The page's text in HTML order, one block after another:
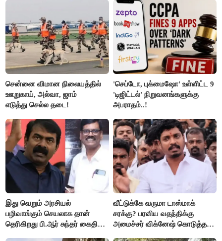
மக்கள்!
சென்னை விமான நிலையத்தில்
ஊறுகாய், அல்வா, ஜாம்
எடுத்து செல்ல தடை!
'செப்டோ, புக்மைஷோ' உள்ளிட்ட 9
'டிஜிட்டல்' நிறுவனங்களுக்கு
அபராதம்..!
இது வெறும் அரசியல்
பழிவாங்கும் செயலாக தான்
தெரிகிறது பி.ஆர் சுந்தர் கைதிற்கு
வீட்டுக்கே வருமா டாஸ்மாக்
சரக்கு? பரவிய வதந்திக்கு
அமைச்சர் விக்னேஷ் கொடுத்த